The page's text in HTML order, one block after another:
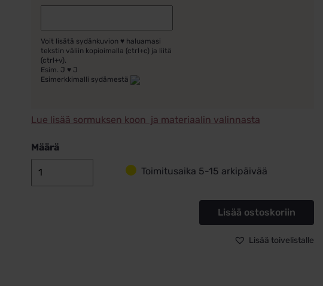
Voit lisätä sydänkuvion ♥ haluamasi
tekstin väliin kopioimalla (ctrl+c) ja liitä
(ctrl+v).
Esim. J ♥ J
Esimerkkimalli sydämestä
Lue lisää sormuksen koon ja materiaalin valinnasta
Määrä
Kihlasormus
Toimitusaika 5-15 arkipäivää
Lisää ostoskoriin
Lisää toivelistalle